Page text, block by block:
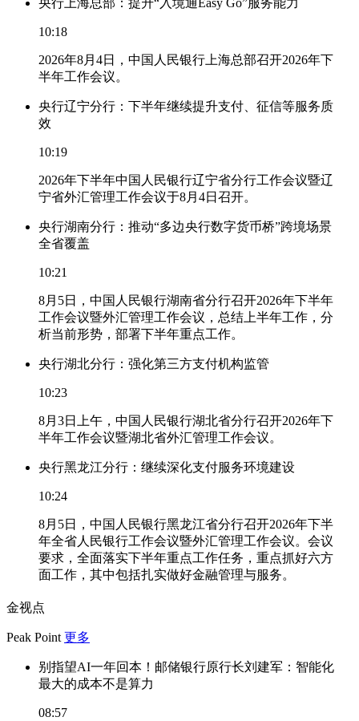
10:18
2026年8月4日，中国人民银行上海总部召开2026年下
半年工作会议。
央行辽宁分行：下半年继续提升支付、征信等服务质
效
10:19
2026年下半年中国人民银行辽宁省分行工作会议暨辽
宁省外汇管理工作会议于8月4日召开。
央行湖南分行：推动“多边央行数字货币桥”跨境场景
全省覆盖
10:21
8月5日，中国人民银行湖南省分行召开2026年下半年
工作会议暨外汇管理工作会议，总结上半年工作，分
析当前形势，部署下半年重点工作。
央行湖北分行：强化第三方支付机构监管
10:23
8月3日上午，中国人民银行湖北省分行召开2026年下
半年工作会议暨湖北省外汇管理工作会议。
央行黑龙江分行：继续深化支付服务环境建设
10:24
8月5日，中国人民银行黑龙江省分行召开2026年下半
年全省人民银行工作会议暨外汇管理工作会议。会议
要求，全面落实下半年重点工作任务，重点抓好六方
面工作，其中包括扎实做好金融管理与服务。
金视点
Peak Point 更多
别指望AI一年回本！邮储银行原行长刘建军：智能化
最大的成本不是算力
08:57